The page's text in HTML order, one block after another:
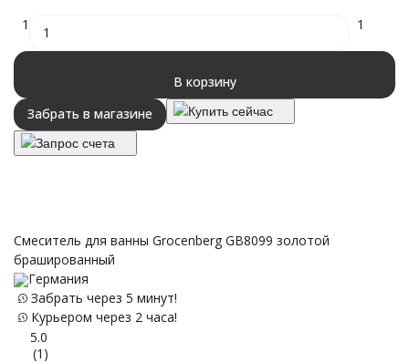
1 1
В корзину
Забрать в магазине
Купить сейчас
Запрос счета
Смеситель для ванны Grocenberg GB8099 золотой
брашированный
Германия
Забрать через 5 минут!
Курьером через 2 часа!
5.0
(1)